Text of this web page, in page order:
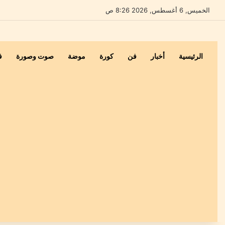
الخميس, 6 أغسطس, 2026 8:26 ص
الرئيسية أخبار فن كورة موضة صوت وصورة